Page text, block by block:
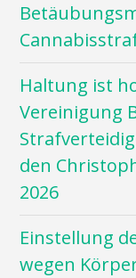
Haltung ist
Vereinigung
den
2026
Einstellung
wegen